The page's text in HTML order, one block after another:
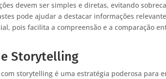
devem ser simples e diretas, evitando
pode ajudar a destacar informações
pois facilita a compreensão e a comparação
Storytelling
storytelling é uma estratégia poderosa para